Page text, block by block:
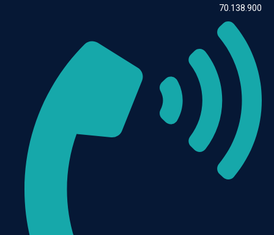
70.138.900